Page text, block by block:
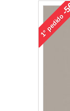
1°
pedido
-